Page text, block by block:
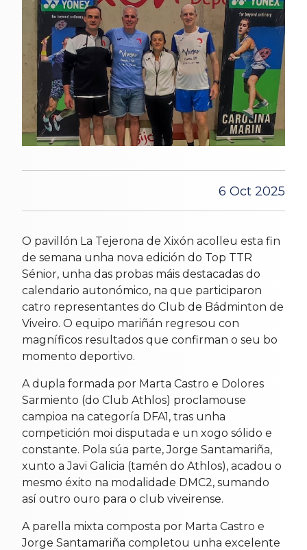
6 Oct 2025
O pavillón La Tejerona de Xixón acolleu esta fin
de semana unha nova edición do Top TTR
Sénior, unha das probas máis destacadas do
calendario autonómico, na que participaron
catro representantes do Club de Bádminton de
Viveiro. O equipo mariñán regresou con
magníficos resultados que confirman o seu bo
momento deportivo.
A dupla formada por Marta Castro e Dolores
Sarmiento (do Club Athlos) proclamouse
campioa na categoría DFA1, tras unha
competición moi disputada e un xogo sólido e
constante. Pola súa parte, Jorge Santamariña,
xunto a Javi Galicia (tamén do Athlos), acadou o
mesmo éxito na modalidade DMC2, sumando
así outro ouro para o club viveirense.
A parella mixta composta por Marta Castro e
Jorge Santamariña completou unha excelente